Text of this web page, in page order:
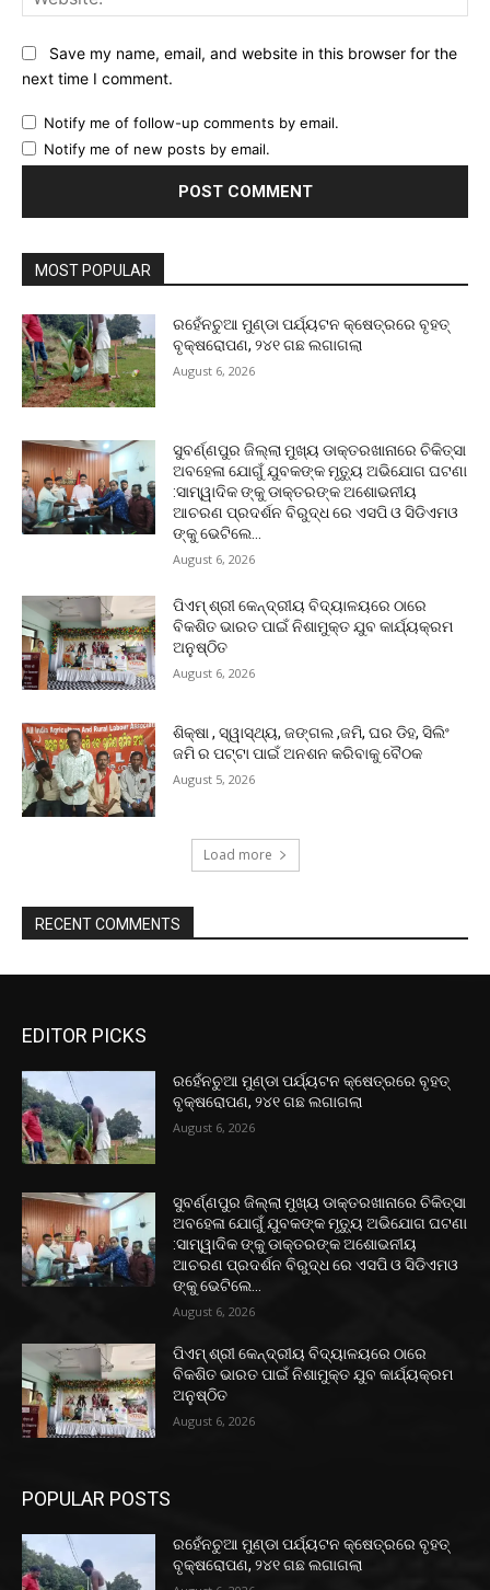
Save my name, email, and website in this browser for the
next time I comment.
Notify me of follow-up comments by email.
Notify me of new posts by email.
MOST POPULAR
ରହେଁନଚୁଆ ମୁଣ୍ଡା ପର୍ଯ୍ୟଟନ କ୍ଷେତ୍ରରେ ବୃହତ୍
ବୃକ୍ଷରୋପଣ, ୨୪୧ ଗଛ ଲଗାଗଲା
August 6, 2026
ସୁବର୍ଣ୍ଣପୁର ଜିଲ୍ଲା ମୁଖ୍ୟ ଡାକ୍ତରଖାନାରେ ଚିକିତ୍ସା
ଅବହେଳା ଯୋଗୁଁ ଯୁବକଙ୍କ ମୃତ୍ୟୁ ଅଭିଯୋଗ ଘଟଣା
:ସାମ୍ୱାଦିକ ଙ୍କୁ ଡାକ୍ତରଙ୍କ ଅଶୋଭନୀୟ
ଆଚରଣ ପ୍ରଦର୍ଶନ ବିରୁଦ୍ଧ ରେ ଏସପି ଓ ସିଡିଏମଓ
ଙ୍କୁ ଭେଟିଲେ...
August 6, 2026
ପିଏମ୍ ଶ୍ରୀ କେନ୍ଦ୍ରୀୟ ବିଦ୍ୟାଳୟରେ ଠାରେ
ବିକଶିତ ଭାରତ ପାଇଁ ନିଶାମୁକ୍ତ ଯୁବ କାର୍ଯ୍ୟକ୍ରମ
ଅନୁଷ୍ଠିତ
August 6, 2026
ଶିକ୍ଷା , ସ୍ୱାସ୍ଥ୍ୟ, ଜଙ୍ଗଲ ,ଜମି, ଘର ଡିହ, ସିଲିଂ
ଜମି ର ପଟ୍ଟା ପାଇଁ ଅନଶନ କରିବାକୁ ବୈଠକ
August 5, 2026
Load more
RECENT COMMENTS
EDITOR PICKS
ରହେଁନଚୁଆ ମୁଣ୍ଡା ପର୍ଯ୍ୟଟନ କ୍ଷେତ୍ରରେ ବୃହତ୍
ବୃକ୍ଷରୋପଣ, ୨୪୧ ଗଛ ଲଗାଗଲା
August 6, 2026
ସୁବର୍ଣ୍ଣପୁର ଜିଲ୍ଲା ମୁଖ୍ୟ ଡାକ୍ତରଖାନାରେ ଚିକିତ୍ସା
ଅବହେଳା ଯୋଗୁଁ ଯୁବକଙ୍କ ମୃତ୍ୟୁ ଅଭିଯୋଗ ଘଟଣା
:ସାମ୍ୱାଦିକ ଙ୍କୁ ଡାକ୍ତରଙ୍କ ଅଶୋଭନୀୟ
ଆଚରଣ ପ୍ରଦର୍ଶନ ବିରୁଦ୍ଧ ରେ ଏସପି ଓ ସିଡିଏମଓ
ଙ୍କୁ ଭେଟିଲେ...
August 6, 2026
ପିଏମ୍ ଶ୍ରୀ କେନ୍ଦ୍ରୀୟ ବିଦ୍ୟାଳୟରେ ଠାରେ
ବିକଶିତ ଭାରତ ପାଇଁ ନିଶାମୁକ୍ତ ଯୁବ କାର୍ଯ୍ୟକ୍ରମ
ଅନୁଷ୍ଠିତ
August 6, 2026
POPULAR POSTS
ରହେଁନଚୁଆ ମୁଣ୍ଡା ପର୍ଯ୍ୟଟନ କ୍ଷେତ୍ରରେ ବୃହତ୍
ବୃକ୍ଷରୋପଣ, ୨୪୧ ଗଛ ଲଗାଗଲା